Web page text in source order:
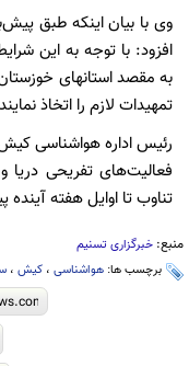
وی با بیان اینکه طبق
افزود: با توجه به این
به مقصد استانهای
تمهیدات لازم را اتخاذ
رئیس اداره هواشناسی کیش
فعالیت‌های تفریحی دریا
تناوب تا اوایل هفته
منبع: خبرگزاری تسنیم
برچسب ها: هواشناسی ، کیش ،